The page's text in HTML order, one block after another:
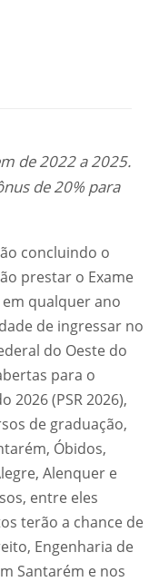
de 2022 a 2025.
de 20% para
concluindo o
prestar o Exame
qualquer ano
de ingressar no
do Oeste do
para o
2026 (PSR 2026),
de graduação,
Óbidos,
Alenquer e
entre eles
terão a chance de
Engenharia de
Santarém e nos